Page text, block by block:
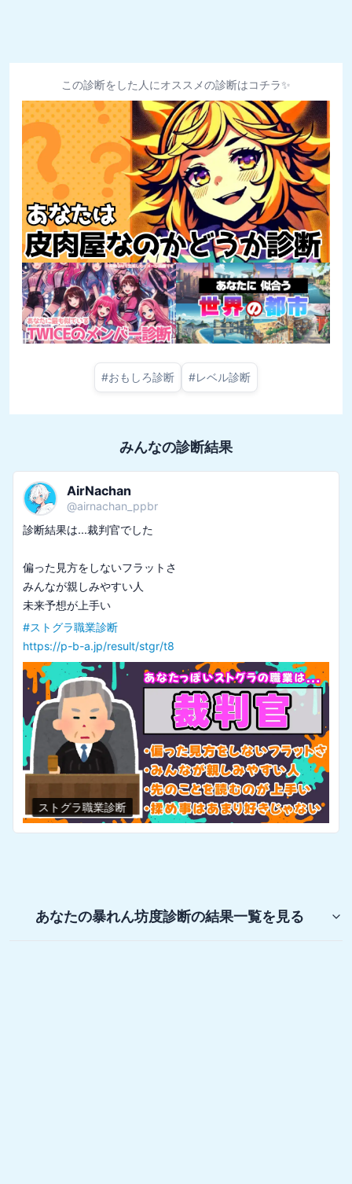
この診断をした人にオススメの診断はコチラ✨
#おもしろ診断 #レベル診断
みんなの診断結果
AirNachan
@airnachan_ppbr
診断結果は...裁判官でした
偏った見方をしないフラットさ
みんなが親しみやすい人
未来予想が上手い
#ストグラ職業診断
https://p-b-a.jp/result/stgr/t8
ストグラ職業診断
あなたの暴れん坊度診断の結果一覧を見る